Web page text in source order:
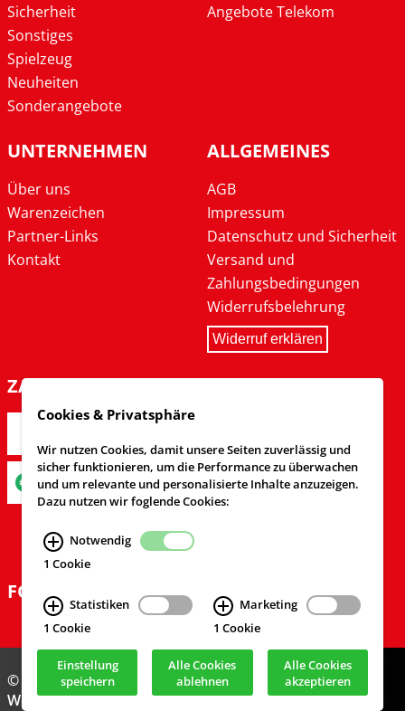
Sicherheit
Sonstiges
Spielzeug
Neuheiten
Sonderangebote
Angebote Telekom
UNTERNEHMEN
Über uns
Warenzeichen
Partner-Links
Kontakt
ALLGEMEINES
AGB
Impressum
Datenschutz und Sicherheit
Versand und
Zahlungsbedingungen
Widerrufsbelehrung
Widerruf erklären
ZAHLARTEN
FOLGEN SIE UNS
© Feuerwehrversand 2024
Webdesign & Realisierungcekom GmbH, Köln
Cookies & Privatsphäre
Wir nutzen Cookies, damit unsere Seiten zuverlässig und
sicher funktionieren, um die Performance zu überwachen
und um relevante und personalisierte Inhalte anzuzeigen.
Dazu nutzen wir foglende Cookies:
Notwendig
1 Cookie
Statistiken
1 Cookie
Marketing
1 Cookie
Einstellung
speichern
Alle Cookies
ablehnen
Alle Cookies
akzeptieren